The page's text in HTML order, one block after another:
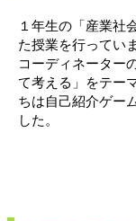
１年生の「産業社
た授業を行ってい
コーディネーター
て考える」をテー
ちは自己紹介ゲー
した。